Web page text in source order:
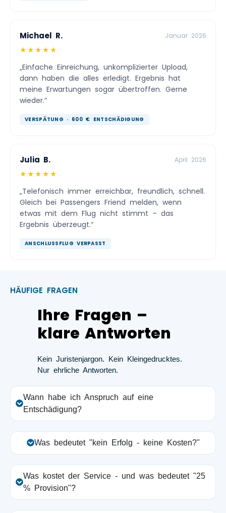
Michael R. Januar 2026
★★★★★
„Einfache Einreichung, unkomplizierter Upload,
dann haben die alles erledigt. Ergebnis hat
meine Erwartungen sogar übertroffen. Gerne
wieder.“
VERSPÄTUNG · 600 € ENTSCHÄDIGUNG
Julia B. April 2026
★★★★★
„Telefonisch immer erreichbar, freundlich, schnell.
Gleich bei Passengers Friend melden, wenn
etwas mit dem Flug nicht stimmt – das
Ergebnis überzeugt.“
ANSCHLUSSFLUG VERPASST
HÄUFIGE FRAGEN
Ihre Fragen –
klare Antworten
Kein Juristenjargon. Kein Kleingedrucktes.
Nur ehrliche Antworten.
Wann habe ich Anspruch auf eine
Entschädigung?
Was bedeutet "kein Erfolg - keine Kosten?"
Was kostet der Service - und was bedeutet "25
% Provision"?